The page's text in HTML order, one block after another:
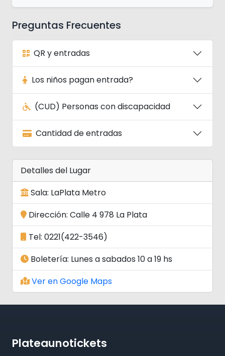
Preguntas Frecuentes
QR y entradas
Los niños pagan entrada?
(CUD) Personas con discapacidad
Cantidad de entradas
Detalles del Lugar
Sala: LaPlata Metro
Dirección: Calle 4 978 La Plata
Tel: 0221(422-3546)
Boletería: Lunes a sabados 10 a 19 hs
Ver en Google Maps
Plateaunotickets